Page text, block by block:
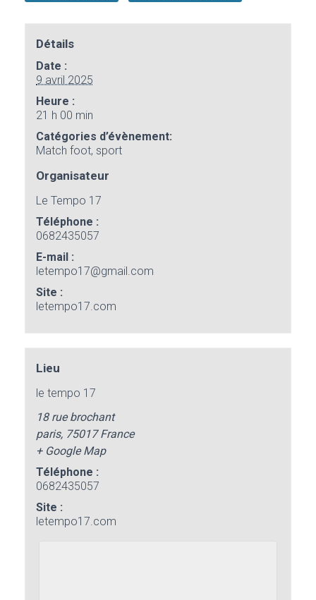
Détails
Date :
9 avril 2025
Heure :
21 h 00 min
Catégories d’évènement:
Match foot, sport
Organisateur
Le Tempo 17
Téléphone :
0682435057
E-mail :
letempo17@gmail.com
Site :
letempo17.com
Lieu
le tempo 17
18 rue brochant
paris, 75017 France
+ Google Map
Téléphone :
0682435057
Site :
letempo17.com